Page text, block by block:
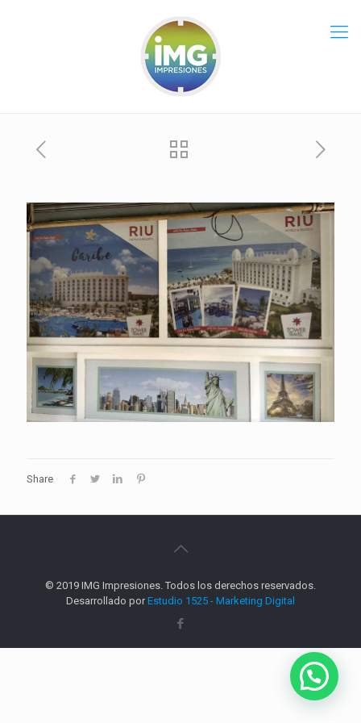
Share
© 2019 IMG Impresiones. Todos los derechos reservados.
Desarrollado porEstudio 1525 - Marketing Digital